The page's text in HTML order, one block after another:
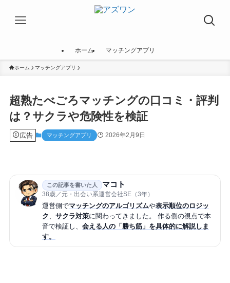
ホーム マッチングアプリ
ホーム マッチングアプリ
超熟たべごろマッチングの口コミ・評判
は？サクラや危険性を検証
広告 マッチングアプリ 2026年2月9日
この記事を書いた人 マコト
38歳／元・出会い系運営会社SE（3年）
運営側でマッチングのアルゴリズムや表示順位のロジッ
ク、 サクラ対策に関わってきました。 作る側の視点で本
音で検証し、 会える人の「勝ち筋」を具体的に解説しま
す。